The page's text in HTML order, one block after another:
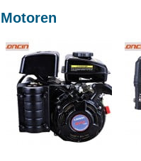
Motoren